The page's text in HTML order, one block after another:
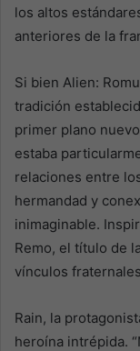
los altos
anteriores de la
Si bien Alien:
tradición
primer plano
estaba
relaciones entre
hermandad y
inimaginable.
Remo, el título de
vínculos
Rain, la
heroína intrépida.